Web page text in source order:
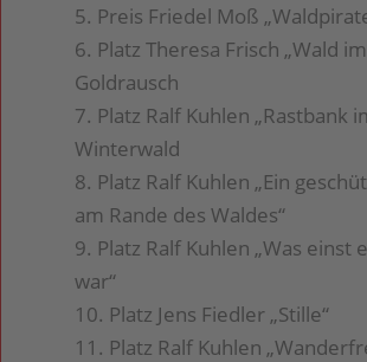
5. Preis Friedel Moß
6. Platz Theresa Frisch „Wald im
Goldrausch
7. Platz Ralf Kuhlen „Rastbank
Winterwald
8. Platz Ralf Kuhlen „Ein
am Rande des Waldes“
9. Platz Ralf Kuhlen „Was einst
war“
10. Platz Jens Fiedler „Stille“
11. Platz Ralf Kuhlen